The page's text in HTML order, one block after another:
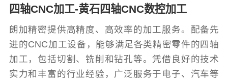
四轴CNC加工-黄石四轴CNC数控加工
朗加精密提供高精度、高效率的加工服务。配备先
进的CNC加工设备，能够满足各类精密零件的四轴
加工，包括切割、铣削和钻孔等。凭借良好的技术
实力和丰富的行业经验，广泛服务于电子、汽车等